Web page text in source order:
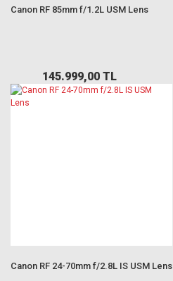
Canon RF 85mm f/1.2L USM Lens
145.999,00 TL
Canon RF 24-70mm f/2.8L IS USM Lens